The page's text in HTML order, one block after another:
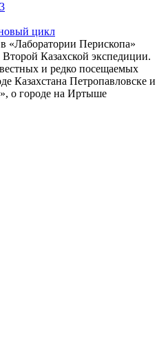
3
цикл
«Лаборатории Перископа»
Казахской экспедиции.
и редко посещаемых
Казахстана Петропавловске и
о городе на Иртыше